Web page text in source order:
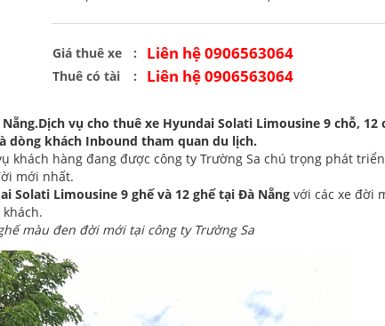
Giá thuê xe Liên hệ 0906563064
Thuê có tài Liên hệ 0906563064
vụ cho thuê xe Hyundai Solati Limousine 9 chỗ, 12
dòng khách Inbound tham quan du lịch.
khách hàng đang được công ty Trường Sa chú trọng phát
mới nhất.
Solati Limousine 9 ghế và 12 ghế tại Đà Nẵng với các xe đời
màu đen đời mới tại công ty Trường Sa